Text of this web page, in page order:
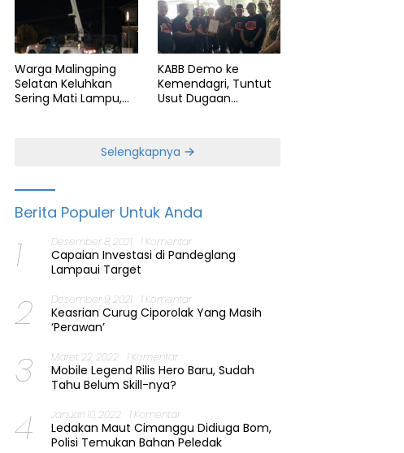
Warga Malingping
Selatan Keluhkan
Sering Mati Lampu,
KABB Demo ke
Kemendagri, Tuntut
Usut Dugaan
Selengkapnya
Berita Populer Untuk Anda
1 Desember 8, 2021 1 Komentar
Capaian Investasi di Pandeglang
Lampaui Target
2 Desember 9, 2021 1 Komentar
Keasrian Curug Ciporolak Yang Masih
‘Perawan’
3 Maret 22, 2022 1 Komentar
Mobile Legend Rilis Hero Baru, Sudah
Tahu Belum Skill-nya?
4 Januari 10, 2022 1 Komentar
Ledakan Maut Cimanggu Didiuga Bom,
Polisi Temukan Bahan Peledak